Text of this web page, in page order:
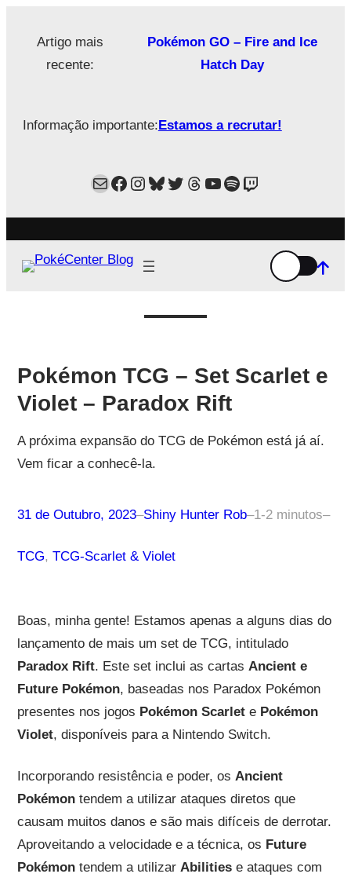
Artigo mais
recente:
Pokémon GO – Fire and Ice
Hatch Day
Informação importante:Estamos a recrutar!
MailFacebook
Instagram
Bluesky
Twitter
Estamos no Threads!
YouTube
Spotify
Twitch
Pokémon TCG – Set Scarlet e
Violet – Paradox Rift
A próxima expansão do TCG de Pokémon está já aí.
Vem ficar a conhecê-la.
31 de Outubro, 2023–Shiny Hunter Rob–1-2 minutos–
TCG, TCG-Scarlet & Violet
Boas, minha gente! Estamos apenas a alguns dias do
lançamento de mais um set de TCG, intitulado
Paradox Rift. Este set inclui as cartas Ancient e
Future Pokémon, baseadas nos Paradox Pokémon
presentes nos jogos Pokémon Scarlete Pokémon
Violet, disponíveis para a Nintendo Switch.
Incorporando resistência e poder, os Ancient
Pokémontendem a utilizar ataques diretos que
causam muitos danos e são mais difíceis de derrotar.
Aproveitando a velocidade e a técnica, os Future
Pokémontendem a utilizar Abilities e ataques com